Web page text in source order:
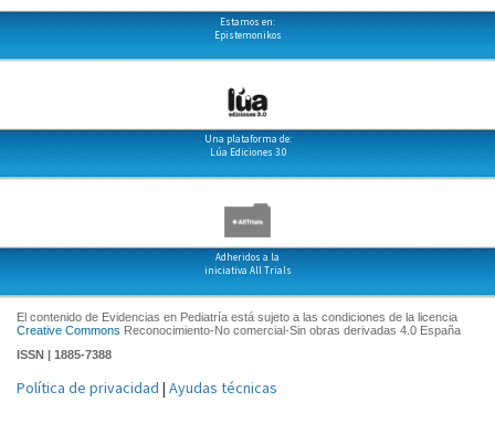
Estamos en:
Epistemonikos
Una plataforma de:
Lúa Ediciones 3.0
Adheridos a la
iniciativa All Trials
El contenido de Evidencias en Pediatría está sujeto a las condiciones de la licencia
Creative Commons Reconocimiento-No comercial-Sin obras derivadas 4.0 España
ISSN | 1885-7388
Política de privacidad | Ayudas técnicas